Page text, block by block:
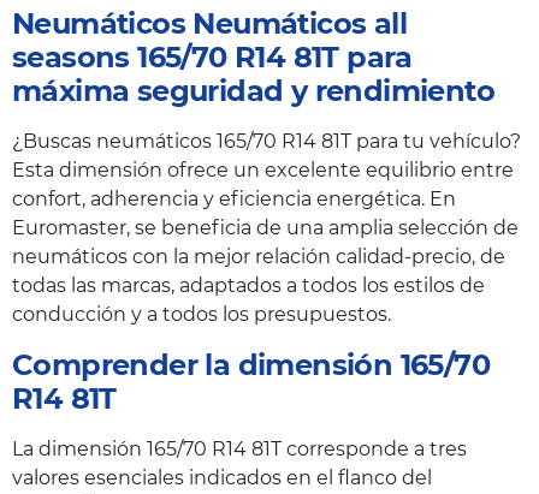
Neumáticos Neumáticos all
seasons 165/70 R14 81T para
máxima seguridad y rendimiento
¿Buscas neumáticos 165/70 R14 81T para tu vehículo?
Esta dimensión ofrece un excelente equilibrio entre
confort, adherencia y eficiencia energética. En
Euromaster, se beneficia de una amplia selección de
neumáticos con la mejor relación calidad-precio, de
todas las marcas, adaptados a todos los estilos de
conducción y a todos los presupuestos.
Comprender la dimensión 165/70
R14 81T
La dimensión 165/70 R14 81T corresponde a tres
valores esenciales indicados en el flanco del